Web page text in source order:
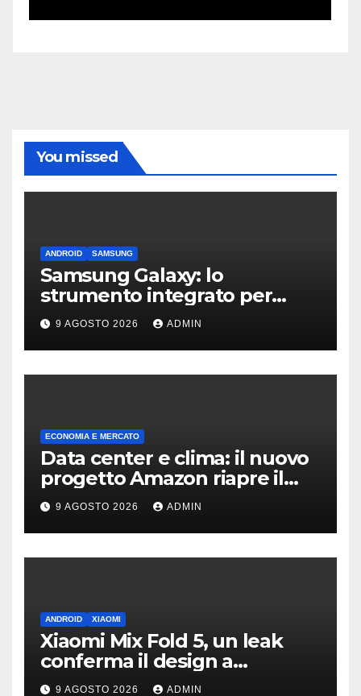
You missed
ANDROID SAMSUNG
Samsung Galaxy: lo
strumento integrato per
liberare spazio sullo
smartphone
9 AGOSTO 2026 ADMIN
ECONOMIA E MERCATO
Data center e clima: il nuovo
progetto Amazon riapre il
dibattito sulle emissioni
9 AGOSTO 2026 ADMIN
ANDROID XIAOMI
Xiaomi Mix Fold 5, un leak
conferma il design a
passaporto e HyperOS 4
9 AGOSTO 2026 ADMIN